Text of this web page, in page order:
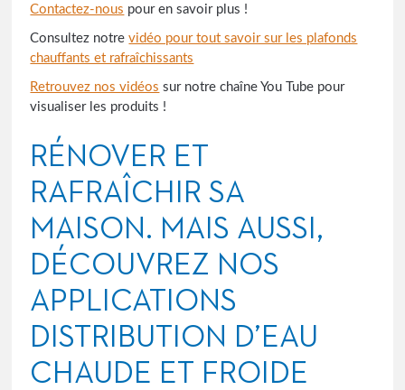
Contactez-nous pour en savoir plus !
Consultez notrevidéo pour tout savoir sur les plafonds
chauffants et rafraîchissants
Retrouvez nos vidéos sur notre chaîne You Tube pour
visualiser les produits !
RÉNOVER ET
RAFRAÎCHIR SA
MAISON. MAIS AUSSI,
DÉCOUVREZ NOS
APPLICATIONS
DISTRIBUTION D’EAU
CHAUDE ET FROIDE